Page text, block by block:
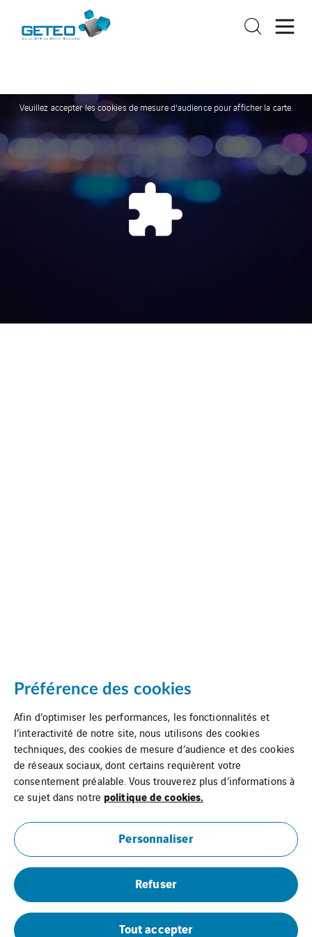
Veuillez accepter les cookies de mesure d'audience pour afficher la carte.
VINCI Facilities ITEMS
Préférence des cookies
Afin d’optimiser les performances, les fonctionnalités et
l’interactivité de notre site, nous utilisons des cookies
techniques, des cookies de mesure d’audience et des cookies
de réseaux sociaux, dont certains requièrent votre
consentement préalable. Vous trouverez plus d’informations à
ce sujet dans notre politique de cookies.
Personnaliser
Refuser
Tout accepter